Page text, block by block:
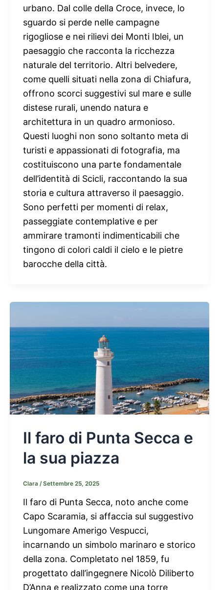
urbano. Dal colle della Croce, invece, lo
sguardo si perde nelle campagne
rigogliose e nei rilievi dei Monti Iblei, un
paesaggio che racconta la ricchezza
naturale del territorio. Altri belvedere,
come quelli situati nella zona di Chiafura,
offrono scorci suggestivi sul mare e sulle
distese rurali, unendo natura e
architettura in un quadro armonioso.
Questi luoghi non sono soltanto meta di
turisti e appassionati di fotografia, ma
costituiscono una parte fondamentale
dell’identità di Scicli, raccontando la sua
storia e cultura attraverso il paesaggio.
Sono perfetti per momenti di relax,
passeggiate contemplative e per
ammirare tramonti indimenticabili che
tingono di colori caldi il cielo e le pietre
barocche della città.
Il faro di Punta Secca e
la sua piazza
Clara /Settembre 25, 2025
Il faro di Punta Secca, noto anche come
Capo Scaramia, si affaccia sul suggestivo
Lungomare Amerigo Vespucci,
incarnando un simbolo marinaro e storico
della zona. Completato nel 1859, fu
progettato dall’ingegnere Nicolò Diliberto
D’Anna e realizzato come una torre